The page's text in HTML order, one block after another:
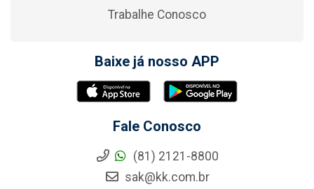
Trabalhe Conosco
Baixe já nosso APP
Fale Conosco
(81) 2121-8800
sak@kk.com.br